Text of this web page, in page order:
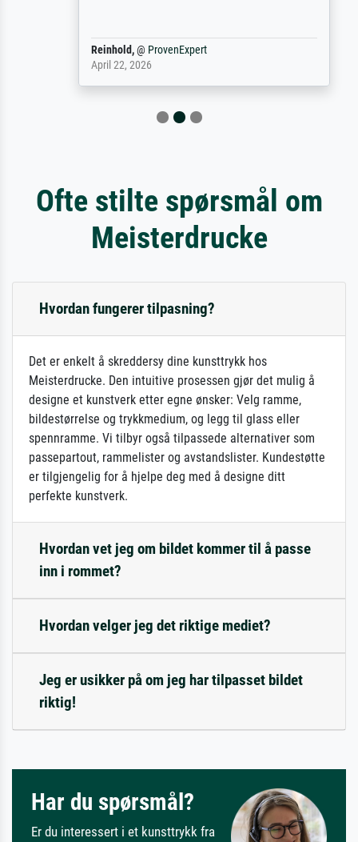
Reinhold,@ProvenExpert
April 22, 2026
Ofte stilte spørsmål om
Meisterdrucke
Hvordan fungerer tilpasning?
Det er enkelt å skreddersy dine kunsttrykk hos
Meisterdrucke. Den intuitive prosessen gjør det mulig å
designe et kunstverk etter egne ønsker: Velg ramme,
bildestørrelse og trykkmedium, og legg til glass eller
spennramme. Vi tilbyr også tilpassede alternativer som
passepartout, rammelister og avstandslister. Kundestøtte
er tilgjengelig for å hjelpe deg med å designe ditt
perfekte kunstverk.
Hvordan vet jeg om bildet kommer til å passe
inn i rommet?
Hvordan velger jeg det riktige mediet?
Jeg er usikker på om jeg har tilpasset bildet
riktig!
Har du spørsmål?
Er du interessert i et kunsttrykk fra